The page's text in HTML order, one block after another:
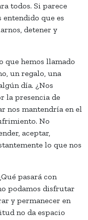
todos. Si parece
que es
detener y
que hemos llamado
un regalo, una
día. ¿Nos
la presencia de
nos mantendría en el
No
aceptar,
lo que nos
pasará con
podamos disfrutar
y permanecer en
no da espacio